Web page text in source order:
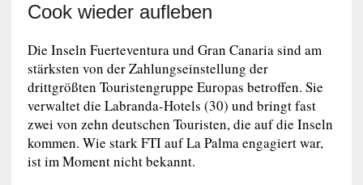
Cook wieder aufleben
Die Inseln Fuerteventura und Gran Canaria sind am
stärksten von der Zahlungseinstellung der
drittgrößten Touristengruppe Europas betroffen. Sie
verwaltet die Labranda-Hotels (30) und bringt fast
zwei von zehn deutschen Touristen, die auf die Inseln
kommen. Wie stark FTI auf La Palma engagiert war,
ist im Moment nicht bekannt.